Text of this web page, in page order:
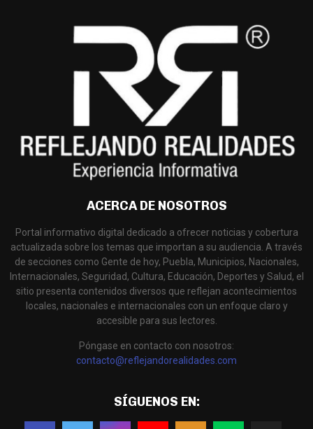
ACERCA DE NOSOTROS
Portal informativo digital dedicado a ofrecer noticias y cobertura
actualizada sobre los temas que importan a su audiencia. A través
de secciones como Gente de hoy, Puebla, Municipios, Nacionales,
Internacionales, Seguridad, Cultura, Educación, Deportes y Salud, el
sitio presenta contenidos diversos que reflejan acontecimientos
locales, nacionales e internacionales con un enfoque claro y
accesible para sus lectores.
Póngase en contacto con nosotros:
contacto@reflejandorealidades.com
SÍGUENOS EN: